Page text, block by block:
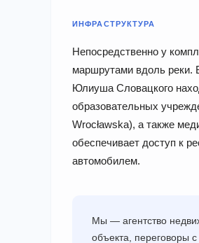
ИНФРАСТРУКТУРА
Непосредственно у
маршрутами вдоль реки.
Юлиуша Словацкого
образовательных
Wrocławska), а также
обеспечивает доступ к
автомобилем.
Мы — агентство
объекта, переговоры